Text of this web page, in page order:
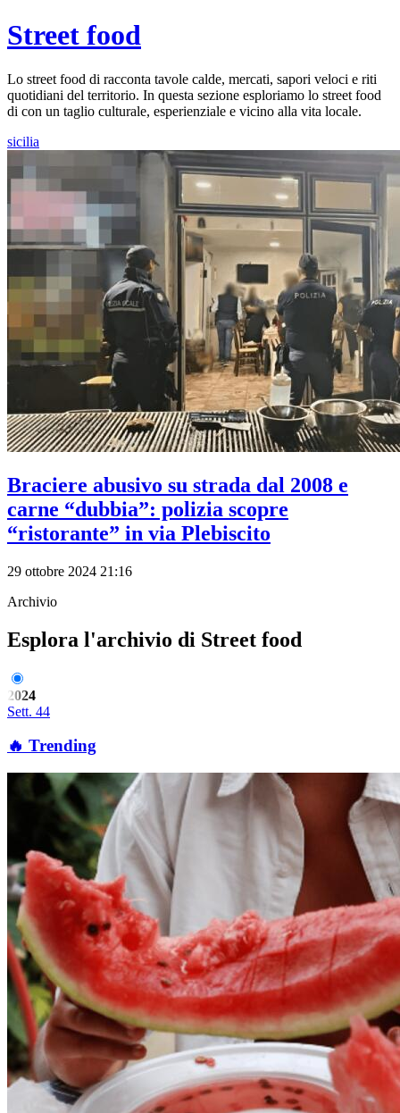
Street food
Lo street food di racconta tavole calde, mercati, sapori veloci e riti
quotidiani del territorio. In questa sezione esploriamo lo street food
di con un taglio culturale, esperienziale e vicino alla vita locale.
sicilia
Braciere abusivo su strada dal 2008 e
carne “dubbia”: polizia scopre
“ristorante” in via Plebiscito
29 ottobre 2024 21:16
Archivio
Esplora l'archivio di Street food
2024
Sett. 44
🔥 Trending